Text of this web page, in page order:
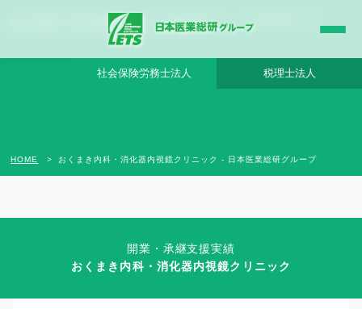
おくまき内科・消化器内視鏡クリニック - 日本医業総研グループ |日本医業総研｜医院
開業・承継・クリニック経営支援・医療モール開発
社会保険労務士法人 税理士法人
開業・承継支援実績
おくまき内科・消化器内視鏡クリニック
HOME おくまき内科・消化器内視鏡クリニック - 日本医業総研グループ
Clinic Success Case